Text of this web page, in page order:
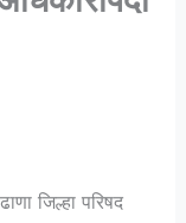
जिल्हा परिषद